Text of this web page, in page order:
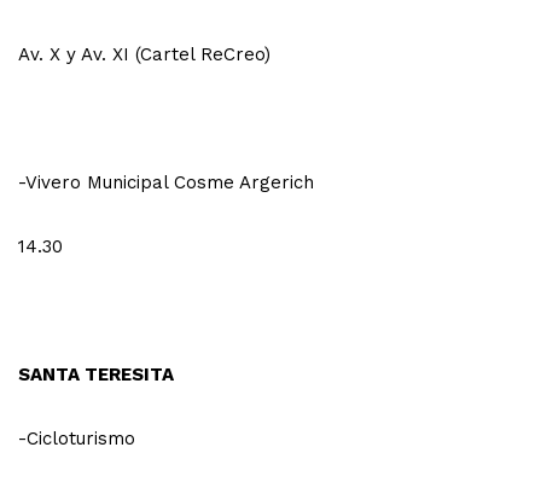
Av. X y Av. XI (Cartel ReCreo)
-Vivero Municipal Cosme Argerich
14.30
SANTA TERESITA
-Cicloturismo